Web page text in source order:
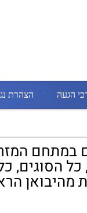
הגעה הצהרת
במתחם
הסוגים,
מהיבואן